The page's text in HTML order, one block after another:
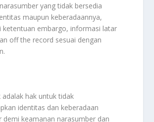
yang tidak bersedia
maupun keberadaannya,
ketentuan embargo, informasi latar
off the record sesuai dengan
adalak hak untuk tidak
identitas dan keberadaan
demi keamanan narasumber dan